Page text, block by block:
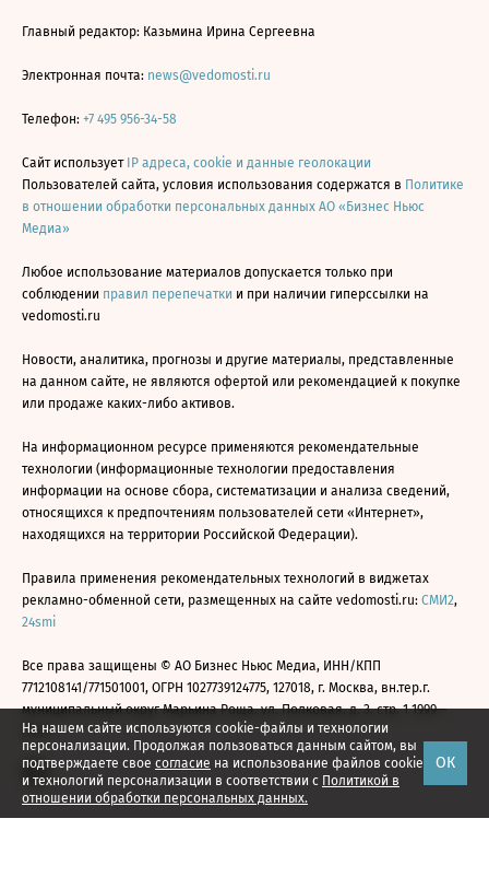
На нашем сайте используются cookie-файлы и технологии
персонализации. Продолжая пользоваться данным сайтом, вы
подтверждаете свое согласие на использование файлов cookie
и технологий персонализации в соответствии с Политикой в
отношении обработки персональных данных.
ОК
Главный редактор: Казьмина Ирина Сергеевна
Электронная почта: news@vedomosti.ru
Телефон: +7 495 956-34-58
Сайт использует IP адреса, cookie и данные геолокации
Пользователей сайта, условия использования содержатся в Политике
в отношении обработки персональных данных АО «Бизнес Ньюс
Медиа»
Любое использование материалов допускается только при
соблюдении правил перепечатки и при наличии гиперссылки на
vedomosti.ru
Новости, аналитика, прогнозы и другие материалы, представленные
на данном сайте, не являются офертой или рекомендацией к покупке
или продаже каких-либо активов.
На информационном ресурсе применяются рекомендательные
технологии (информационные технологии предоставления
информации на основе сбора, систематизации и анализа сведений,
относящихся к предпочтениям пользователей сети «Интернет»,
находящихся на территории Российской Федерации).
Правила применения рекомендательных технологий в виджетах
рекламно-обменной сети, размещенных на сайте vedomosti.ru: СМИ2,
24smi
Все права защищены © АО Бизнес Ньюс Медиа, ИНН/КПП
7712108141/771501001, ОГРН 1027739124775, 127018, г. Москва, вн.тер.г.
муниципальный округ Марьина Роща, ул. Полковая, д. 3, стр. 1 1999—
2026